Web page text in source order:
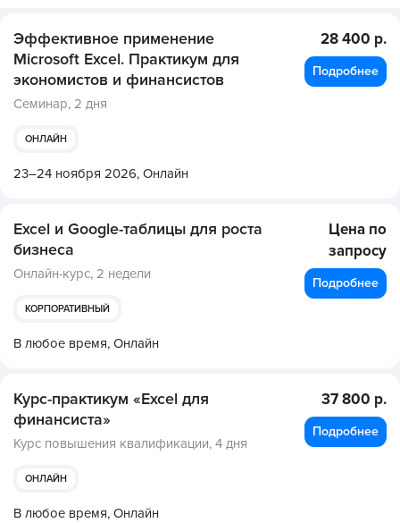
Эффективное применение
Microsoft Excel. Практикум для
экономистов и финансистов
Семинар, 2 дня
ОНЛАЙН
23–24 ноября 2026, Онлайн
28 400 р.
Подробнее
Excel и Google-таблицы для роста
бизнеса
Онлайн-курс, 2 недели
КОРПОРАТИВНЫЙ
В любое время, Онлайн
Цена по
запросу
Подробнее
Курс-практикум «Excel для
финансиста»
Курс повышения квалификации, 4 дня
ОНЛАЙН
В любое время, Онлайн
37 800 р.
Подробнее